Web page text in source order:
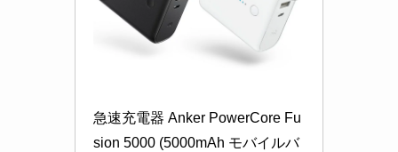
急速充電器 Anker PowerCore Fu
sion 5000 (5000mAh モバイルバ